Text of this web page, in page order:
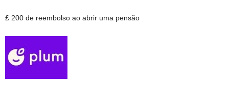
£ 200 de reembolso ao abrir uma pensão